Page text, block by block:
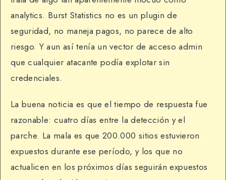
analytics. Burst Statistics no es un plugin de
seguridad, no maneja pagos, no parece de alto
riesgo. Y aun así tenía un vector de acceso admin
que cualquier atacante podía explotar sin
credenciales.
La buena noticia es que el tiempo de respuesta fue
razonable: cuatro días entre la detección y el
parche. La mala es que 200.000 sitios estuvieron
expuestos durante ese período, y los que no
actualicen en los próximos días seguirán expuestos